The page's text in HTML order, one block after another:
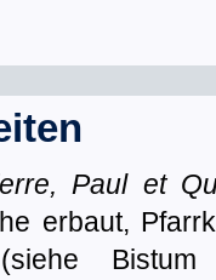
Paul et
erbaut,
Bistum